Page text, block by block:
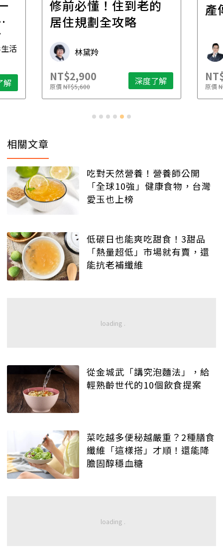
活
解
修前必懂！住到老的
居住規劃全攻略
林黛羚
NT$2,900
原價NT$5,600 深度了解
產
原價
相關文章
吃對天然營養！營養師公開
「全球10強」健康食物，台灣
愛玉也上榜
低碳日也能爽吃甜食！3甜品
「熱量超低」市場就有賣，還
能抗老補纖維
從金城武「講究泡麵法」，給
輕熟齡世代的10個飲食提案
菜吃越多便秘越嚴重？2種膳食
纖維「這樣搭」才順！還能降
膽固醇穩血糖